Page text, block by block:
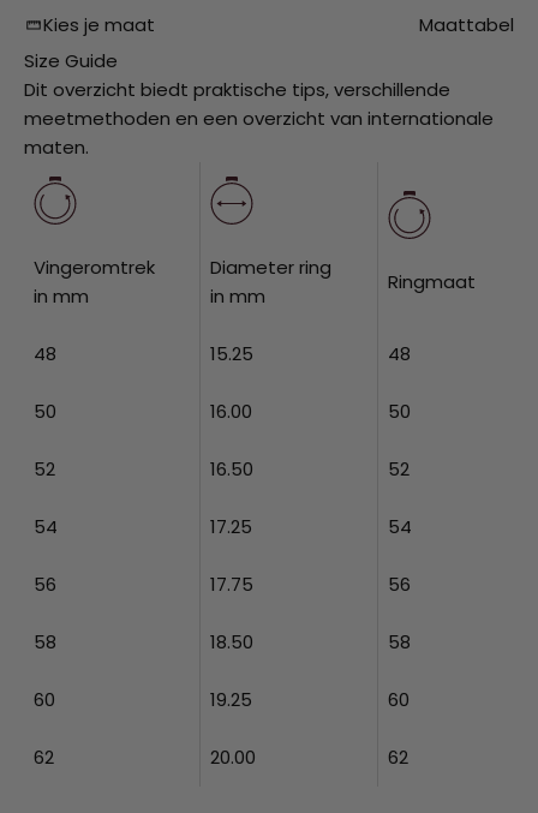
Kies je maat
Maattabel
Size Guide
Dit overzicht biedt praktische tips, verschillende
meetmethoden en een overzicht van internationale
maten.
Vingeromtrek
in mm
Diameter ring
in mm
Ringmaat
48 15.25 48
50 16.00 50
52 16.50 52
54 17.25 54
56 17.75 56
58 18.50 58
60 19.25 60
62 20.00 62